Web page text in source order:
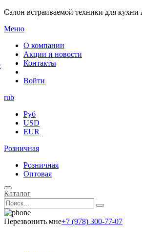
Салон встраиваемой техники для кухни
Меню
О компании
Акции и новости
Контакты
Войти
rub
Руб
USD
EUR
Розничная
Розничная
Оптовая
Каталог
Перезвонить мне+7 (978) 300-77-07